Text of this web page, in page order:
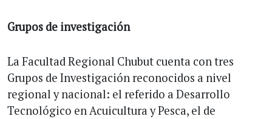
Grupos de investigación
La Facultad Regional Chubut cuenta con tres
Grupos de Investigación reconocidos a nivel
regional y nacional: el referido a Desarrollo
Tecnológico en Acuicultura y Pesca, el de